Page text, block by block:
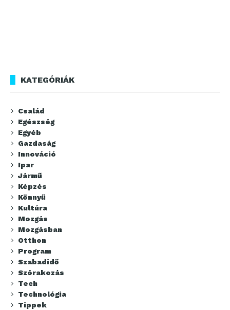
KATEGÓRIÁK
Család
Egészség
Egyéb
Gazdaság
Innováció
Ipar
Jármű
Képzés
Könnyű
Kultúra
Mozgás
Mozgásban
Otthon
Program
Szabadidő
Szórakozás
Tech
Technológia
Tippek